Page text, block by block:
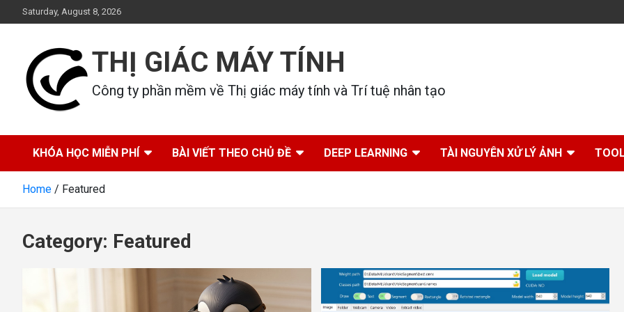
to
Saturday, August 8, 2026
THỊ GIÁC MÁY TÍNH
Công ty phần mềm về Thị giác máy tính và Trí tuệ nhân tạo
KHÓA HỌC MIỄN PHÍ BÀI VIẾT THEO CHỦ ĐỀ DEEP LEARNING TÀI NGUYÊN XỬ LÝ ẢNH
Home Featured
Category: Featured